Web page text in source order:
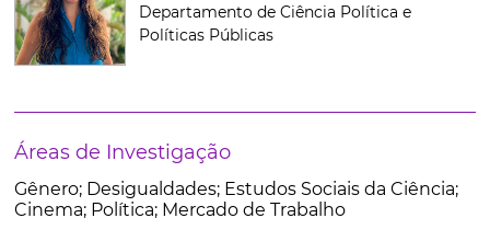
Departamento de Ciência Política e
Políticas Públicas
Áreas de Investigação
Gênero; Desigualdades; Estudos Sociais da Ciência;
Cinema; Política; Mercado de Trabalho